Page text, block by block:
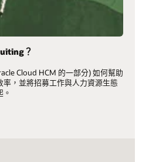
？
Cloud HCM 的一部分) 如何幫助
率，並將招募工作與人力資源生態